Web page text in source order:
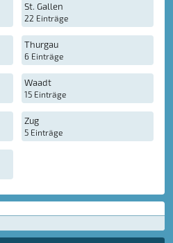
St. Gallen
22 Einträge
Thurgau
6 Einträge
Waadt
15 Einträge
Zug
5 Einträge